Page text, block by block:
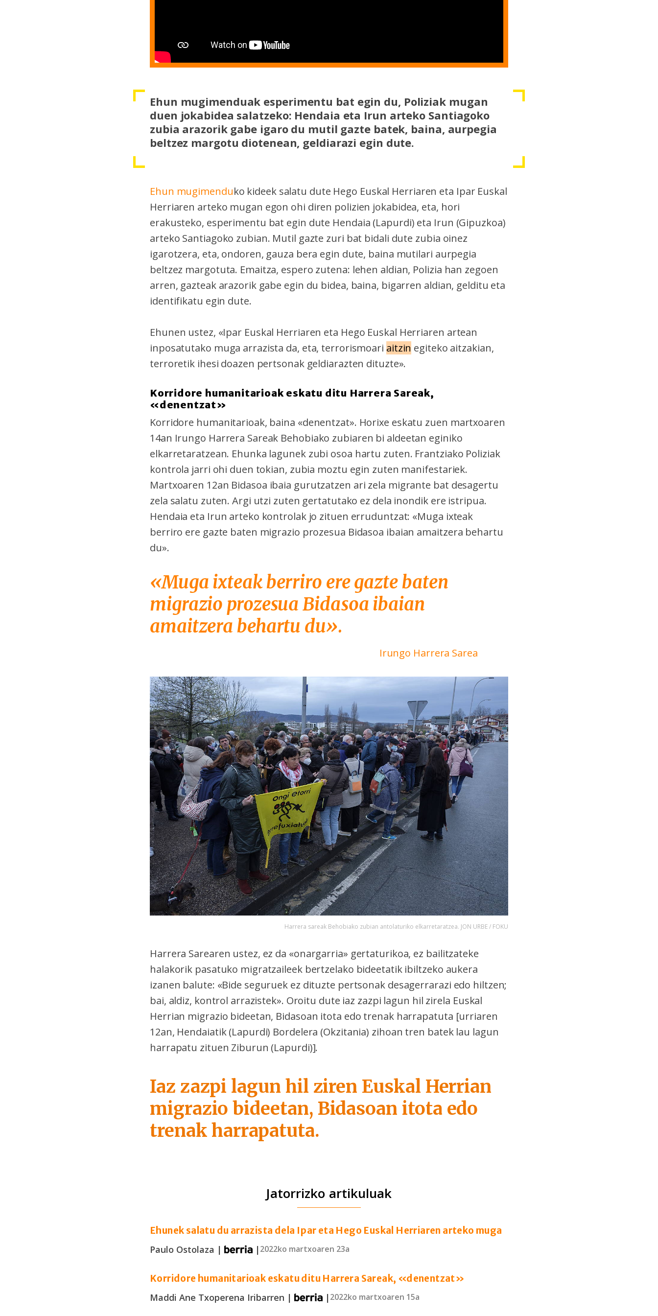
Ehun mugimenduak esperimentu bat egin du, Poliziak mugan
duen jokabidea salatzeko: Hendaia eta Irun arteko Santiagoko
zubia arazorik gabe igaro du mutil gazte batek, baina, aurpegia
beltzez margotu diotenean, geldiarazi egin dute.
Ehun mugimenduko kideek salatu dute Hego Euskal Herriaren eta Ipar Euskal
Herriaren arteko mugan egon ohi diren polizien jokabidea, eta, hori
erakusteko, esperimentu bat egin dute Hendaia (Lapurdi) eta Irun (Gipuzkoa)
arteko Santiagoko zubian. Mutil gazte zuri bat bidali dute zubia oinez
igarotzera, eta, ondoren, gauza bera egin dute, baina mutilari aurpegia
beltzez margotuta. Emaitza, espero zutena: lehen aldian, Polizia han zegoen
arren, gazteak arazorik gabe egin du bidea, baina, bigarren aldian, gelditu eta
identifikatu egin dute.
Ehunen ustez, «Ipar Euskal Herriaren eta Hego Euskal Herriaren artean
inposatutako muga arrazista da, eta, terrorismoari aitzin egiteko aitzakian,
terroretik ihesi doazen pertsonak geldiarazten dituzte».
Korridore humanitarioak eskatu ditu Harrera Sareak,
«denentzat»
Korridore humanitarioak, baina «denentzat». Horixe eskatu zuen martxoaren
14an Irungo Harrera Sareak Behobiako zubiaren bi aldeetan eginiko
elkarretaratzean. Ehunka lagunek zubi osoa hartu zuten. Frantziako Poliziak
kontrola jarri ohi duen tokian, zubia moztu egin zuten manifestariek.
Martxoaren 12an Bidasoa ibaia gurutzatzen ari zela migrante bat desagertu
zela salatu zuten. Argi utzi zuten gertatutako ez dela inondik ere istripua.
Hendaia eta Irun arteko kontrolak jo zituen erruduntzat: «Muga ixteak
berriro ere gazte baten migrazio prozesua Bidasoa ibaian amaitzera behartu
du».
«Muga ixteak berriro ere gazte baten
migrazio prozesua Bidasoa ibaian
amaitzera behartu du».
Irungo Harrera Sarea
Harrera sareak Behobiako zubian antolaturiko elkarretaratzea. JON URBE / FOKU
Harrera Sarearen ustez, ez da «onargarria» gertaturikoa, ez bailitzateke
halakorik pasatuko migratzaileek bertzelako bideetatik ibiltzeko aukera
izanen balute: «Bide seguruek ez dituzte pertsonak desagerrarazi edo hiltzen;
bai, aldiz, kontrol arrazistek». Oroitu dute iaz zazpi lagun hil zirela Euskal
Herrian migrazio bideetan, Bidasoan itota edo trenak harrapatuta [urriaren
12an, Hendaiatik (Lapurdi) Bordelera (Okzitania) zihoan tren batek lau lagun
harrapatu zituen Ziburun (Lapurdi)].
Iaz zazpi lagun hil ziren Euskal Herrian
migrazio bideetan, Bidasoan itota edo
trenak harrapatuta.
Jatorrizko artikuluak
Ehunek salatu du arrazista dela Ipar eta Hego Euskal Herriaren arteko muga
Paulo Ostolaza |
|2022ko martxoaren 23a
Korridore humanitarioak eskatu ditu Harrera Sareak, «denentzat»
Maddi Ane Txoperena Iribarren |
|2022ko martxoaren 15a